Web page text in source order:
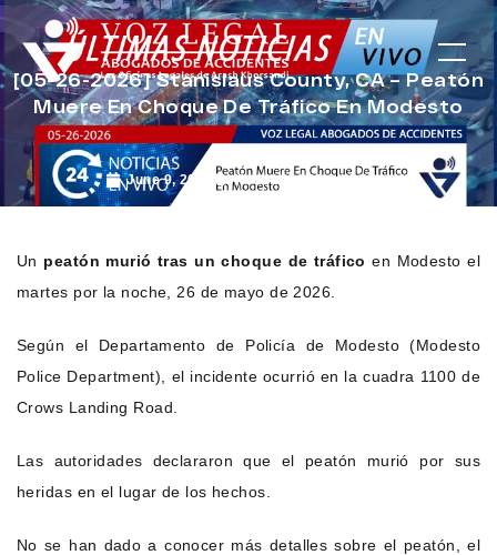
[05-26-2026] Stanislaus County, CA – Peatón
Muere En Choque De Tráfico En Modesto
June 9, 2026 Noticias de Accidentes
Un peatón murió tras un choque de tráfico en Modesto el
martes por la noche, 26 de mayo de 2026.
Según el Departamento de Policía de Modesto (Modesto
Police Department), el incidente ocurrió en la cuadra 1100 de
Crows Landing Road.
Las autoridades declararon que el peatón murió por sus
heridas en el lugar de los hechos.
No se han dado a conocer más detalles sobre el peatón, el